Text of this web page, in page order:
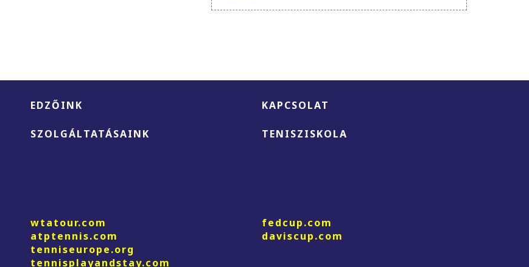
EDZŐINK
SZOLGÁLTATÁSAINK
KAPCSOLAT
TENISZISKOLA
wtatour.com
atptennis.com
tenniseurope.org
tennisplayandstay.com
fedcup.com
daviscup.com